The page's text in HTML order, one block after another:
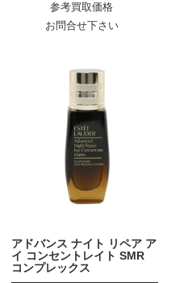
参考買取価格
お問合せ下さい
アドバンス ナイト リペア ア
イ コンセントレイト SMR
コンプレックス